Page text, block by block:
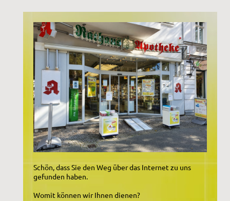
Schön, dass Sie den Weg über das Internet zu uns
gefunden haben.
Womit können wir Ihnen dienen?